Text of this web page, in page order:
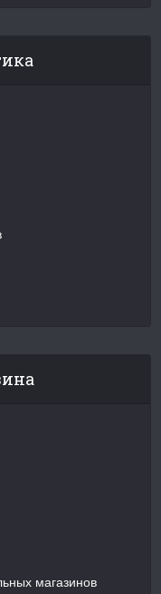
магазинов